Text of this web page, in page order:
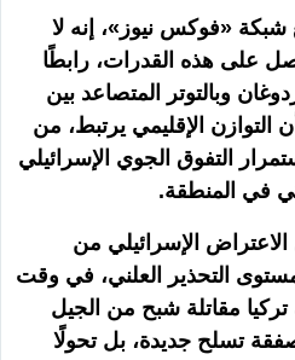
شبكة «فوكس نيوز»، إنه لا
على هذه القدرات، رابطًا
وبالتوتر المتصاعد بين
التوازن الإقليمي يرتبط، من
التفوق الجوي الإسرائيلي
في المنطقة.
الإسرائيلي من
التحذير العلني، في وقت
مقاتلة شبح من الجيل
تسلح جديدة، بل تحولًا